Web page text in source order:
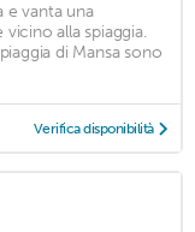
e vanta una
alla spiaggia.
di Mansa sono
Verifica disponibilità